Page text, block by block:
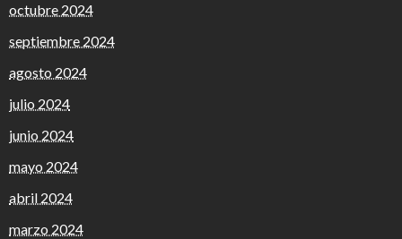
octubre 2024
septiembre 2024
agosto 2024
julio 2024
junio 2024
mayo 2024
abril 2024
marzo 2024